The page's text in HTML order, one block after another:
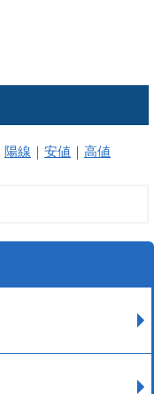
陽線 ｜ 安値 ｜ 高値